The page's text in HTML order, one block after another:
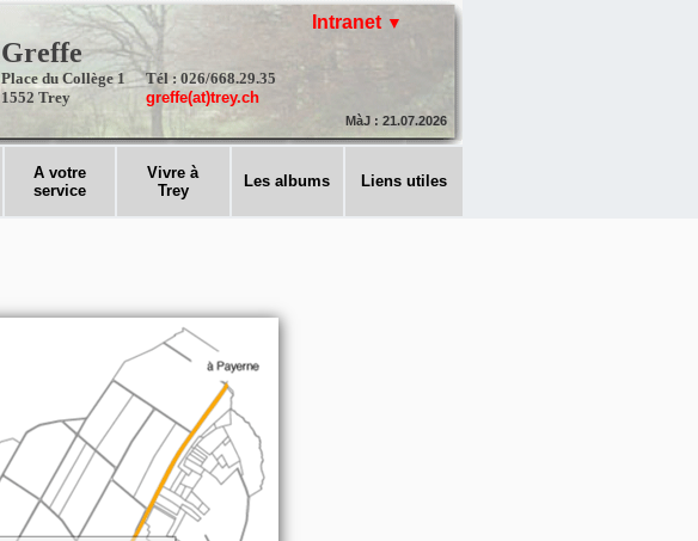
Greffe
Place du Collège 1
1552 Trey
Tél : 026/668.29.35
greffe(at)trey.ch
Intranet
MàJ : 21.07.2026
A votre
service
Vivre à
Trey
Les albums Liens utiles